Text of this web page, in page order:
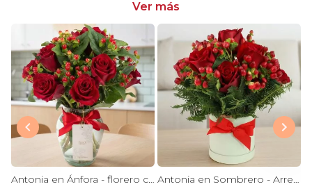
significativa.
Ver más
Antonia en Ánfora - florero con 9 rosas rojo e hypericum
Antonia en Sombrero - Arreglo 9 rosas rojo e hypericum